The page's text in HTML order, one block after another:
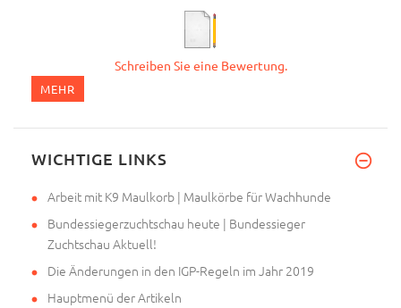
Schreiben Sie eine Bewertung.
MEHR
WICHTIGE LINKS
Arbeit mit K9 Maulkorb | Maulkörbe für Wachhunde
Bundessiegerzuchtschau heute | Bundessieger
Zuchtschau Aktuell!
Die Änderungen in den IGP-Regeln im Jahr 2019
Hauptmenü der Artikeln